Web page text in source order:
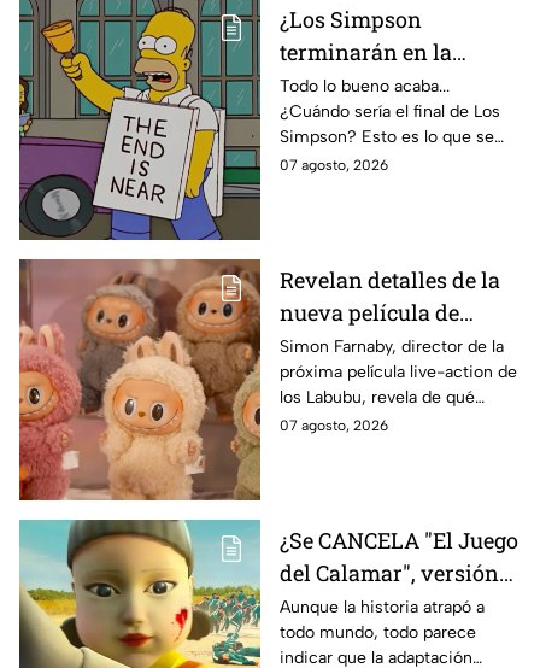
¿Los Simpson
terminarán en la
temporada 40? Actriz
de Bart Simpson da
IMPACTANTE
declaración
Todo lo bueno acaba...
¿Cuándo sería el final de Los
Simpson? Esto es lo que se
sabe:
07 agosto, 2026
Revelan detalles de la
nueva película de
Labubu: de qué tratará
y cuándo se estrena
Simon Farnaby, director de la
próxima película live-action de
los Labubu, revela de qué
tratará la cinta. Aquí te
07 agosto, 2026
¿Se CANCELA "El Juego
del Calamar", versión
Estados Unidos? Esto
es lo que se sabe al
Aunque la historia atrapó a
todo mundo, todo parece
indicar que la adaptación